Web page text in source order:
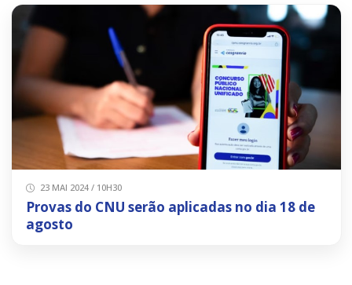
23 MAI 2024 / 10H30
Provas do CNU serão aplicadas no dia 18 de
agosto